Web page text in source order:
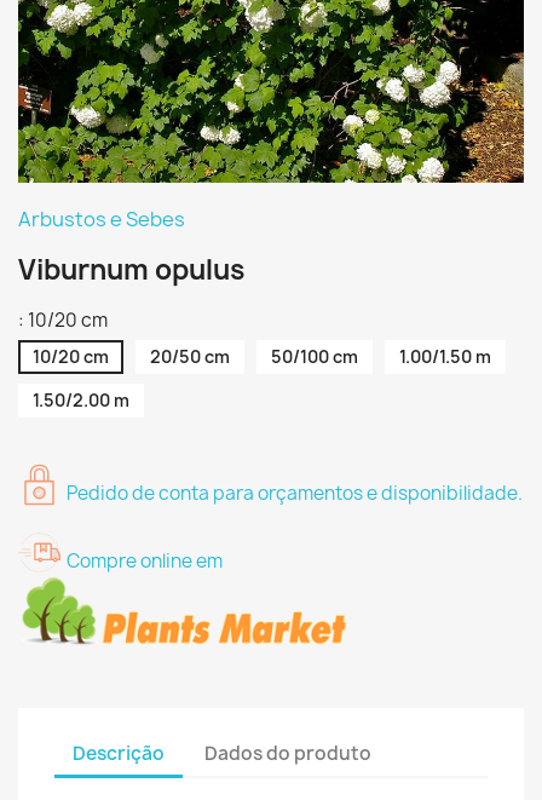
Arbustos e Sebes
Viburnum opulus
: 10/20 cm
10/20 cm 20/50 cm 50/100 cm
1.00/1.50 m
1.50/2.00 m
Pedido de conta para orçamentos e disponibilidade.
Compre online em
Descrição Dados do produto